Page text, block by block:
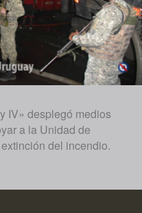
IV» desplegó medios
a la Unidad de
del incendio.